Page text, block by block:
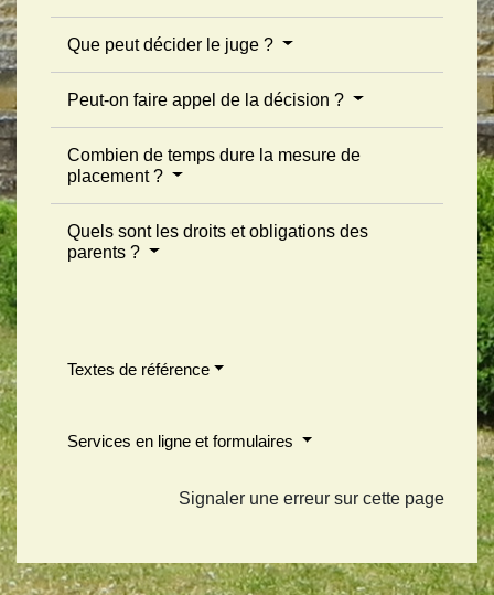
Que peut décider le juge ?
Peut-on faire appel de la décision ?
Combien de temps dure la mesure de
placement ?
Quels sont les droits et obligations des
parents ?
Textes de référence
Services en ligne et formulaires
Signaler une erreur sur cette page